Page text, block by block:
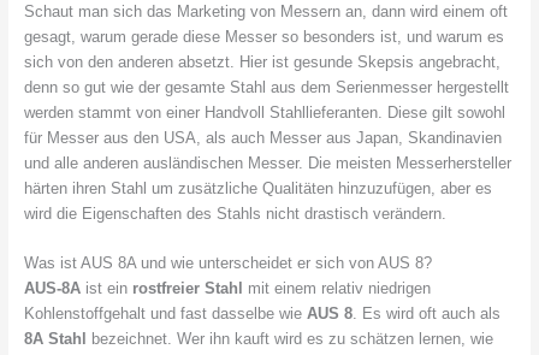
Schaut man sich das Marketing von Messern an, dann wird einem oft
gesagt, warum gerade diese Messer so besonders ist, und warum es
sich von den anderen absetzt. Hier ist gesunde Skepsis angebracht,
denn so gut wie der gesamte Stahl aus dem Serienmesser hergestellt
werden stammt von einer Handvoll Stahllieferanten. Diese gilt sowohl
für Messer aus den USA, als auch Messer aus Japan, Skandinavien
und alle anderen ausländischen Messer. Die meisten Messerhersteller
härten ihren Stahl um zusätzliche Qualitäten hinzuzufügen, aber es
wird die Eigenschaften des Stahls nicht drastisch verändern.
Was ist AUS 8A und wie unterscheidet er sich von AUS 8?
AUS-8Aist ein rostfreier Stahl
mit einem relativ niedrigen
Kohlenstoffgehalt und fast dasselbe wie AUS 8. Es wird oft auch als
8A Stahl
bezeichnet. Wer ihn kauft wird es zu schätzen lernen, wie